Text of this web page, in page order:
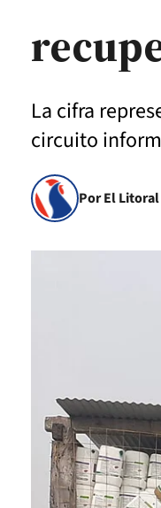
La cifra
circuito
Por El Litoral